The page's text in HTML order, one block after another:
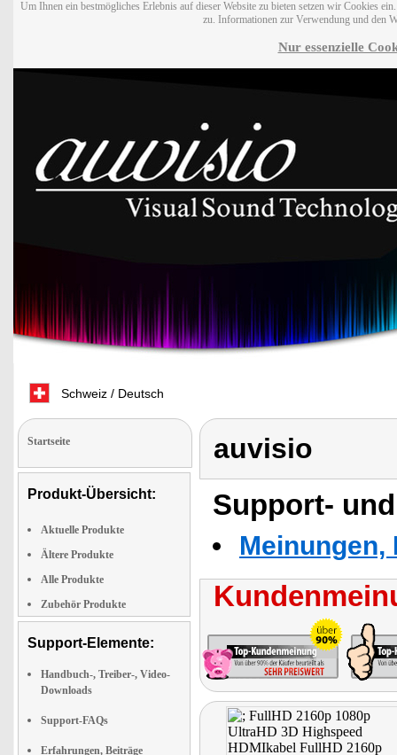
Um Ihnen ein bestmögliches Erlebnis auf dieser Website zu bieten setzen wir Cookies
zu. Informationen zur Verwendung und den
Nur essenzielle
Schweiz / Deutsch
Startseite
Produkt-Übersicht:
Aktuelle Produkte
Ältere Produkte
Alle Produkte
Zubehör Produkte
Support-Elemente:
Handbuch-, Treiber-, Video-
Downloads
Support-FAQs
Erfahrungen, Beiträge
auvisio
Support-